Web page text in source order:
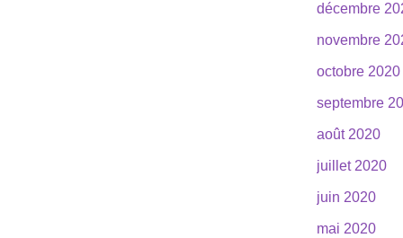
décembre
novembre
octobre 2020
septembre
août 2020
juillet 2020
juin 2020
mai 2020